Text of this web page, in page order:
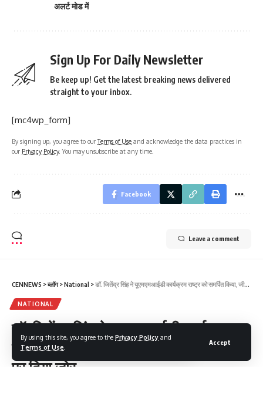
By using this site, you agree to the Privacy Policy and
Terms of Use
Accept
अलर्ट मोड में
Sign Up For Daily Newsletter
Be keep up! Get the latest breaking news delivered
straight to your inbox.
[mc4wp_form]
By signing up, you agree to ourTerms of Use and acknowledge the data practices in
our Privacy Policy. You may unsubscribe at any time.
Facebook
Leave a comment
CENNEWS >ब्लॉग>National >डॉ. जितेंद्र सिंह ने यूएमएमआईडी कार्यक्रम राष्ट्र को समर्पित किया, जीनोमिक चिकित्सा पर दिया जोर
NATIONAL
डॉ. जितेंद्र सिंह ने यूएमएमआईडी कार्यक्रम
राष्ट्र को समर्पित किया, जीनोमिक चिकित्सा
पर दिया जोर